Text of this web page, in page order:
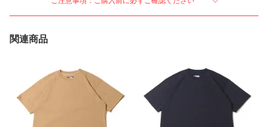
関連商品